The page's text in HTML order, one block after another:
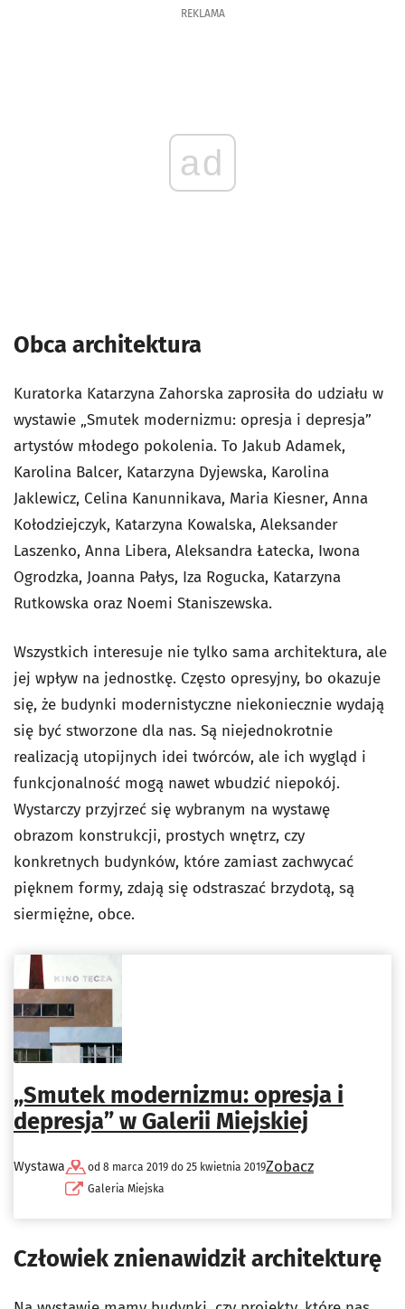
REKLAMA
ad
Obca architektura
Kuratorka Katarzyna Zahorska zaprosiła do udziału w
wystawie „Smutek modernizmu: opresja i depresja”
artystów młodego pokolenia. To Jakub Adamek,
Karolina Balcer, Katarzyna Dyjewska, Karolina
Jaklewicz, Celina Kanunnikava, Maria Kiesner, Anna
Kołodziejczyk, Katarzyna Kowalska, Aleksander
Laszenko, Anna Libera, Aleksandra Łatecka, Iwona
Ogrodzka, Joanna Pałys, Iza Rogucka, Katarzyna
Rutkowska oraz Noemi Staniszewska.
Wszystkich interesuje nie tylko sama architektura, ale
jej wpływ na jednostkę. Często opresyjny, bo okazuje
się, że budynki modernistyczne niekoniecznie wydają
się być stworzone dla nas. Są niejednokrotnie
realizacją utopijnych idei twórców, ale ich wygląd i
funkcjonalność mogą nawet wbudzić niepokój.
Wystarczy przyjrzeć się wybranym na wystawę
obrazom konstrukcji, prostych wnętrz, czy
konkretnych budynków, które zamiast zachwycać
pięknem formy, zdają się odstraszać brzydotą, są
siermiężne, obce.
„Smutek modernizmu: opresja i
depresja” w Galerii Miejskiej
Wystawa
od 8 marca 2019 do 25 kwietnia 2019
Galeria Miejska
Zobacz
Człowiek znienawidził architekturę